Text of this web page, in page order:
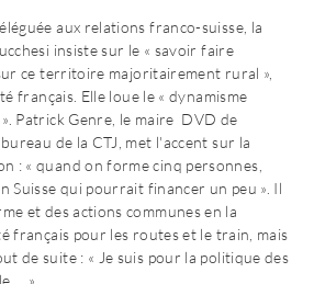
aux relations franco-suisse, la
insiste sur le « savoir faire
ce territoire majoritairement rural »,
français. Elle loue le « dynamisme
Patrick Genre, le maire DVD de
de la CTJ, met l'accent sur la
: « quand on forme cinq personnes,
Suisse qui pourrait financer un peu ». Il
et des actions communes en la
français pour les routes et le train, mais
de suite : « Je suis pour la politique des
».